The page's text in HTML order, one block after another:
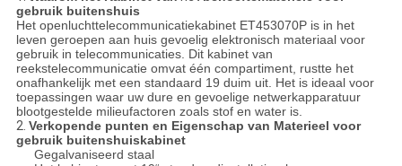
gebruik buitenshuis
Het openluchttelecommunicatiekabinet ET453070P is in het
leven geroepen aan huis gevoelig elektronisch materiaal voor
gebruik in telecommunicaties. Dit kabinet van
reekstelecommunicatie omvat één compartiment, rustte het
onafhankelijk met een standaard 19 duim uit. Het is ideaal voor
toepassingen waar uw dure en gevoelige netwerkapparatuur
blootgestelde milieufactoren zoals stof en water is.
2. Verkopende punten en Eigenschap van Materieel voor
gebruik buitenshuiskabinet
Gegalvaniseerd staal